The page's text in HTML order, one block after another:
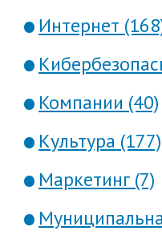
Интернет
Компании (40)
Культура (177)
Маркетинг (7)